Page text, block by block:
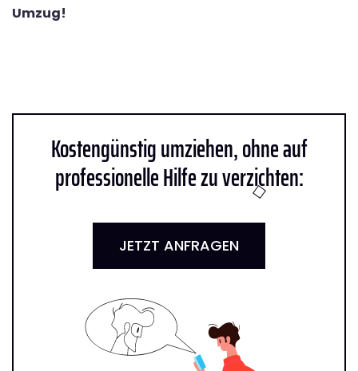
Umzug!
Kostengünstig umziehen, ohne auf
professionelle Hilfe zu verzichten:
JETZT ANFRAGEN